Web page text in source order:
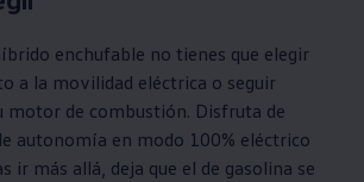
enchufable no tienes que elegir
a la movilidad eléctrica o seguir
motor de combustión. Disfruta de
autonomía en modo 100% eléctrico
ir más allá, deja que el de gasolina se